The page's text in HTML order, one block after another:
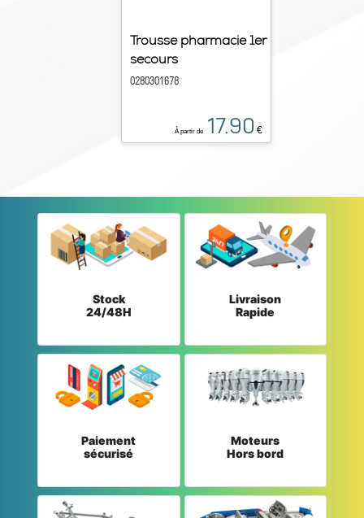
Trousse pharmacie 1er
secours
0280301678
À partir de 17.90 €
Stock
24/48H
Livraison
Rapide
Paiement
sécurisé
Moteurs
Hors bord